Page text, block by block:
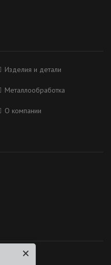
Изделия и детали
Металлообработка
О компании